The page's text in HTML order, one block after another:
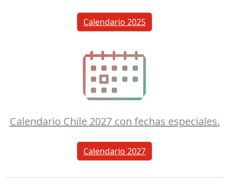
Calendario 2025
Calendario Chile 2027 con fechas especiales.
Calendario 2027